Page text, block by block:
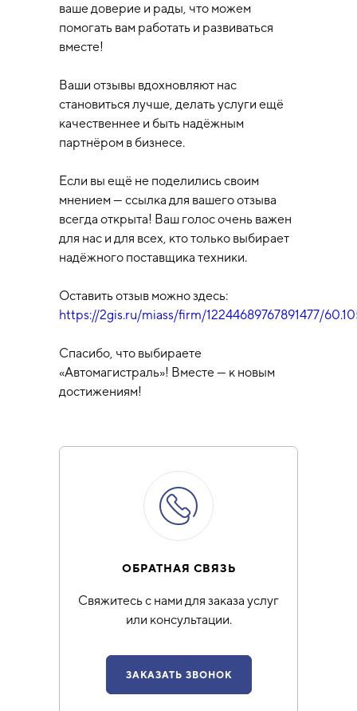
ваше доверие и рады, что можем
помогать вам работать и развиваться
вместе!
Ваши отзывы вдохновляют нас
становиться лучше, делать услуги ещё
качественнее и быть надёжным
партнёром в бизнесе.
Если вы ещё не поделились своим
мнением — ссылка для вашего отзыва
всегда открыта! Ваш голос очень важен
для нас и для всех, кто только выбирает
надёжного поставщика техники.
Оставить отзыв можно здесь:
https://2gis.ru/miass/firm/12244689767891477/
Спасибо, что выбираете
«Автомагистраль»! Вместе — к новым
достижениям!
ОБРАТНАЯ СВЯЗЬ
Свяжитесь с нами для заказа услуг
или консультации.
ЗАКАЗАТЬ ЗВОНОК